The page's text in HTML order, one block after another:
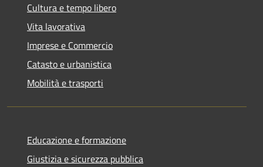
Cultura e tempo libero
Vita lavorativa
Imprese e Commercio
Catasto e urbanistica
Mobilità e trasporti
Educazione e formazione
Giustizia e sicurezza pubblica